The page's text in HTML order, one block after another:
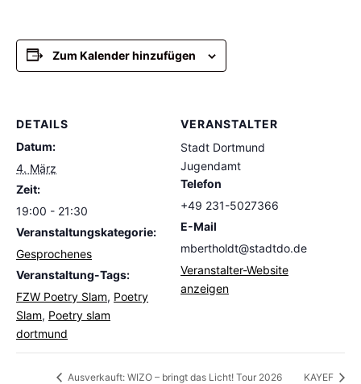
Zum Kalender hinzufügen
DETAILS
Datum:
4. März
Zeit:
19:00 - 21:30
Veranstaltungskategorie:
Gesprochenes
Veranstaltung-Tags:
FZW Poetry Slam, Poetry
Slam, Poetry slam
dortmund
VERANSTALTER
Stadt Dortmund
Jugendamt
Telefon
+49 231-5027366
E-Mail
mbertholdt@stadtdo.de
Veranstalter-Website
anzeigen
Ausverkauft: WIZO – bringt das Licht! Tour 2026 KAYEF